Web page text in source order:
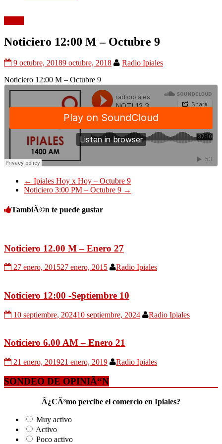
Noticiero 12:00 M – Octubre 9
9 octubre, 20189 octubre, 2018
Radio Ipiales
Noticiero 12:00 M – Octubre 9
← Ipiales Hoy x Hoy – Octubre 9
Noticiero 3:00 PM – Octubre 9 →
TambiÃ©n te puede gustar
Noticiero 12.00 M – Enero 27
27 enero, 201527 enero, 2015 Radio Ipiales
Noticiero 12:00 -Septiembre 10
10 septiembre, 202410 septiembre, 2024 Radio Ipiales
Noticiero 6.00 AM – Enero 21
21 enero, 201921 enero, 2019 Radio Ipiales
SONDEO DE OPINIÃ“N
Â¿CÃ³mo percibe el comercio en Ipiales?
Muy activo
Activo
Poco activo